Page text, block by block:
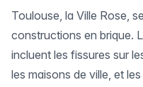
Toulouse, la Ville Rose,
constructions en brique.
incluent les fissures sur
les maisons de ville, et